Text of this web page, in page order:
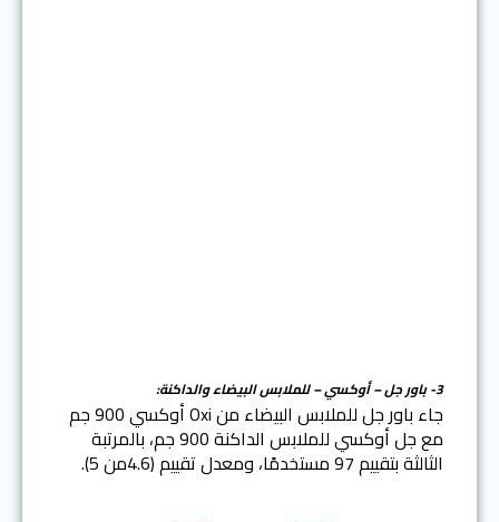
3- باور جل – أوكسي – للملابس البيضاء والداكنة:
جاء باور جل للملابس البيضاء من Oxi أوكسي 900 جم
مع جل أوكسي للملابس الداكنة 900 جم، بالمرتبة
الثالثة بتقييم 97 مستخدمًا، ومعدل تقييم (4.6من 5).